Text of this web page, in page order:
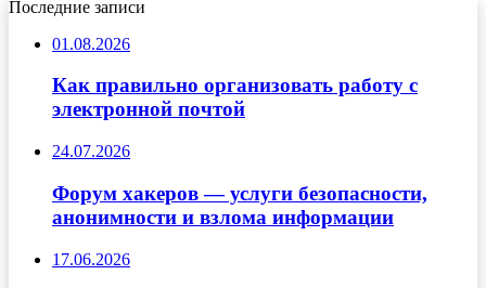
Последние записи
01.08.2026
Как правильно организовать работу с
электронной почтой
24.07.2026
Форум хакеров — услуги безопасности,
анонимности и взлома информации
17.06.2026